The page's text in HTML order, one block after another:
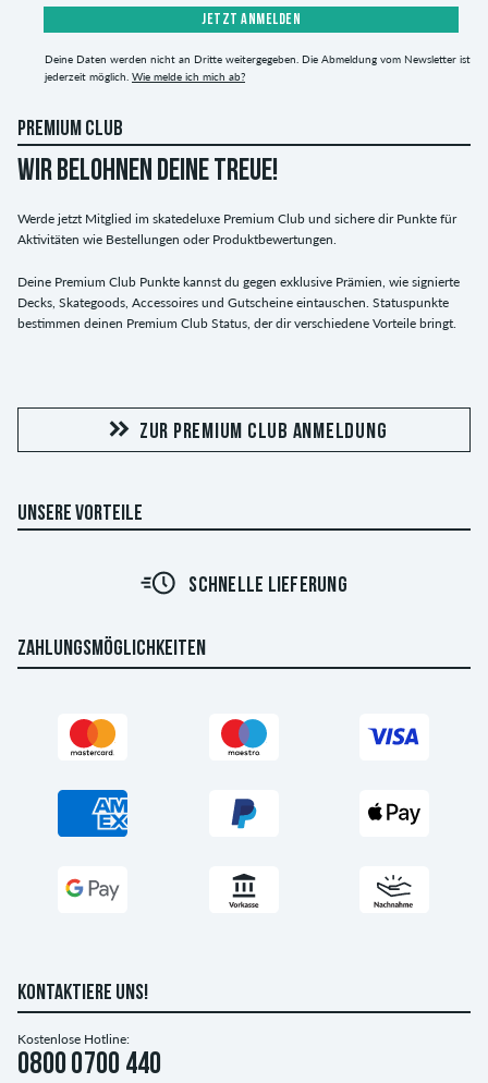
JETZT ANMELDEN
Deine Daten werden nicht an Dritte weitergegeben. Die Abmeldung vom Newsletter ist
jederzeit möglich. Wie melde ich mich ab?
PREMIUM CLUB
WIR BELOHNEN DEINE TREUE!
Werde jetzt Mitglied im skatedeluxe Premium Club und sichere dir Punkte für
Aktivitäten wie Bestellungen oder Produktbewertungen.
Deine Premium Club Punkte kannst du gegen exklusive Prämien, wie signierte
Decks, Skategoods, Accessoires und Gutscheine eintauschen. Statuspunkte
bestimmen deinen Premium Club Status, der dir verschiedene Vorteile bringt.
ZUR PREMIUM CLUB ANMELDUNG
UNSERE VORTEILE
SCHNELLE LIEFERUNG
ZAHLUNGSMÖGLICHKEITEN
KONTAKTIERE UNS!
Kostenlose Hotline:
0800 0700 440